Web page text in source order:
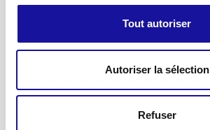
Tout autoriser
Autoriser la sélection
Refuser
SCPI Eurovalys
SCPI Elialys
SCPI Renovalys
Notre patrimoine
Toutes nos solutions